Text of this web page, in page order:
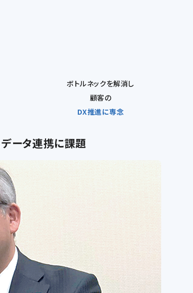
ボトルネックを解消し
顧客の
DX推進に専念
ータ連携に課題